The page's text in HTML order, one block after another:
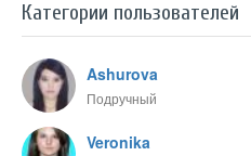
Категории пользователей
Ashurova
Подручный
Veronika